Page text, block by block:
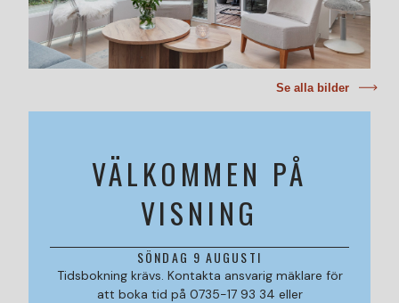
Se alla bilder
VÄLKOMMEN PÅ
VISNING
SÖNDAG 9 AUGUSTI
Tidsbokning krävs. Kontakta ansvarig mäklare för
att boka tid på 0735-17 93 34 eller